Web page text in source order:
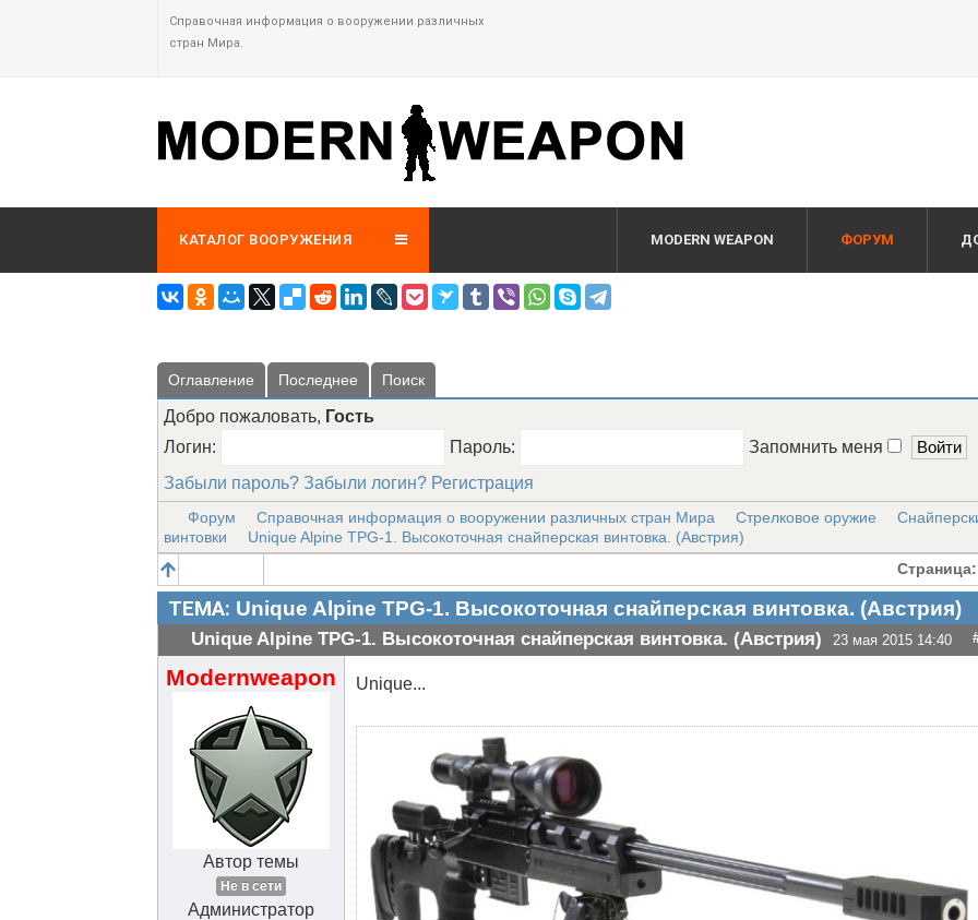
Справочная информация о вооружении различных
стран Мира.
КАТАЛОГ ВООРУЖЕНИЯ MODERN WEAPON ФОРУМ
Оглавление Последнее Поиск
Добро пожаловать, Гость
Логин:
Пароль:
Запомнить меня
Забыли пароль? Забыли логин? Регистрация
Форум Справочная информация о вооружении различных стран Мира Стрелковое оружие
винтовки
Unique Alpine TPG-1. Высокоточная снайперская винтовка. (Австрия)
Страница:
ТЕМА: Unique Alpine TPG-1. Высокоточная снайперская винтовка. (Австрия)
Unique Alpine TPG-1. Высокоточная снайперская винтовка. (Австрия) 23 мая 2015 14:40
Modernweapon
Автор темы
Не в сети
Администратор
Unique...